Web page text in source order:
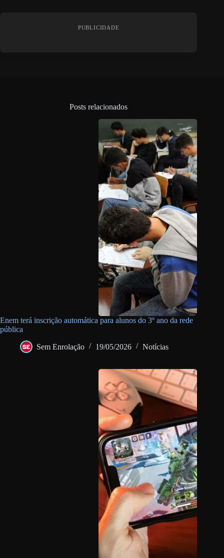
PUBLICIDADE
Posts relacionados
Enem terá inscrição automática para alunos do 3º ano da rede
pública
Sem Enrolação 19/05/2026 Notícias